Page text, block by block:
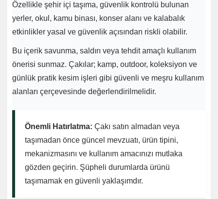
Özellikle şehir içi taşıma, güvenlik kontrolü bulunan
yerler, okul, kamu binası, konser alanı ve kalabalık
etkinlikler yasal ve güvenlik açısından riskli olabilir.
Bu içerik savunma, saldırı veya tehdit amaçlı kullanım
önerisi sunmaz. Çakılar; kamp, outdoor, koleksiyon ve
günlük pratik kesim işleri gibi güvenli ve meşru kullanım
alanları çerçevesinde değerlendirilmelidir.
Önemli Hatırlatma: Çakı satın almadan veya
taşımadan önce güncel mevzuatı, ürün tipini,
mekanizmasını ve kullanım amacınızı mutlaka
gözden geçirin. Şüpheli durumlarda ürünü
taşımamak en güvenli yaklaşımdır.